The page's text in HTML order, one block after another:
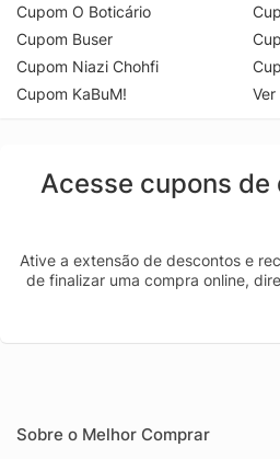
Cupom O Boticário
Cupom Buser
Cupom Niazi Chohfi
Cupom KaBuM!
Acesse cupons
Ative a extensão de descontos e
de finalizar uma compra online,
Sobre o Melhor Comprar